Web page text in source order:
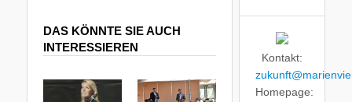
DAS KÖNNTE SIE AUCH
INTERESSIEREN
Kontakt:
Homepage: